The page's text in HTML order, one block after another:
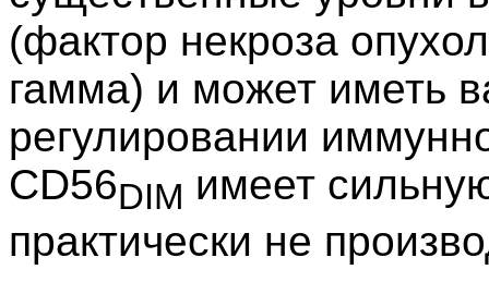
(фактор некроза
гамма) и может иметь
регулировании
CD56DIM имеет
практически не